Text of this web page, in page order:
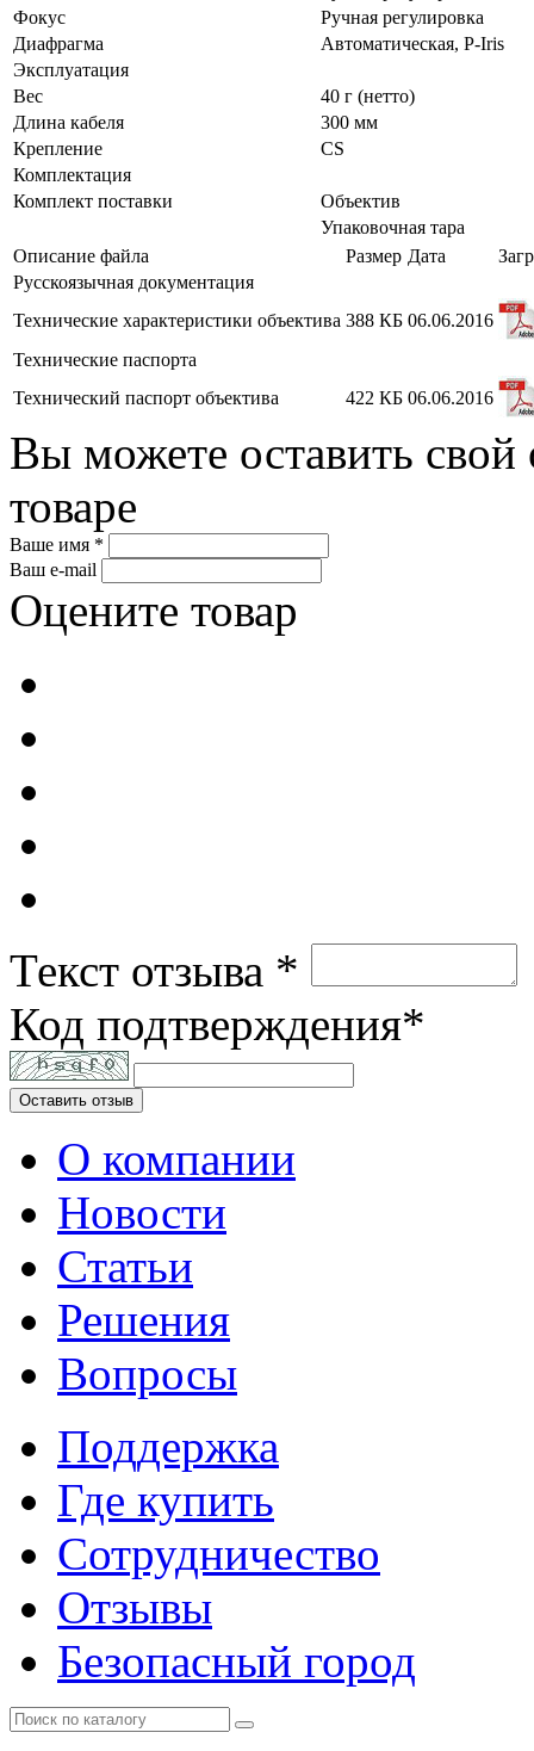
Фокус
Ручная регулировка
Диафрагма
Автоматическая, P-Iris
Эксплуатация
Вес
40 г (нетто)
Длина кабеля
300 мм
Крепление
CS
Комплектация
Комплект поставки
Объектив
Упаковочная тара
Описание файла
Размер Дата
Русскоязычная документация
Технические характеристики объектива 388 КБ 06.06.2016
Технические паспорта
Технический паспорт объектива
422 КБ 06.06.2016
Вы можете оставить свой
товаре
Ваше имя *
Ваш e-mail
Оцените товар
Текст отзыва *
Код подтверждения*
Оставить отзыв
О компании
Новости
Статьи
Решения
Вопросы
Поддержка
Где купить
Сотрудничество
Отзывы
Безопасный город